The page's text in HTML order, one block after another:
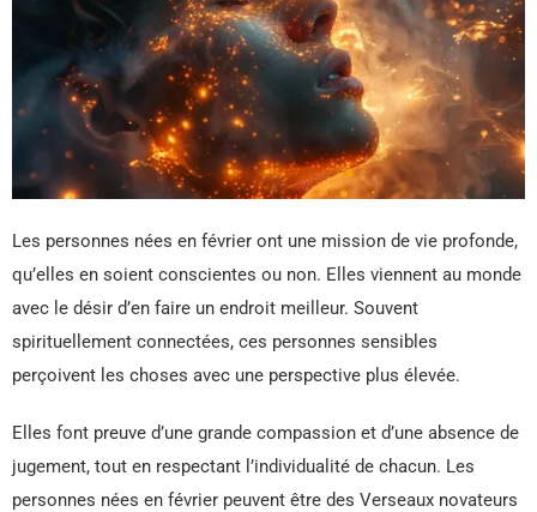
Les personnes nées en février ont une mission de vie profonde,
qu’elles en soient conscientes ou non. Elles viennent au monde
avec le désir d’en faire un endroit meilleur. Souvent
spirituellement connectées, ces personnes sensibles
perçoivent les choses avec une perspective plus élevée.
Elles font preuve d’une grande compassion et d’une absence de
jugement, tout en respectant l’individualité de chacun. Les
personnes nées en février peuvent être des Verseaux novateurs